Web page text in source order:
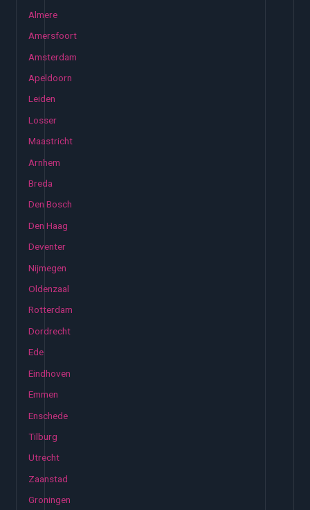
Almere
Amersfoort
Amsterdam
Apeldoorn
Leiden
Losser
Maastricht
Arnhem
Breda
Den Bosch
Den Haag
Deventer
Nijmegen
Oldenzaal
Rotterdam
Dordrecht
Ede
Eindhoven
Emmen
Enschede
Tilburg
Utrecht
Zaanstad
Groningen